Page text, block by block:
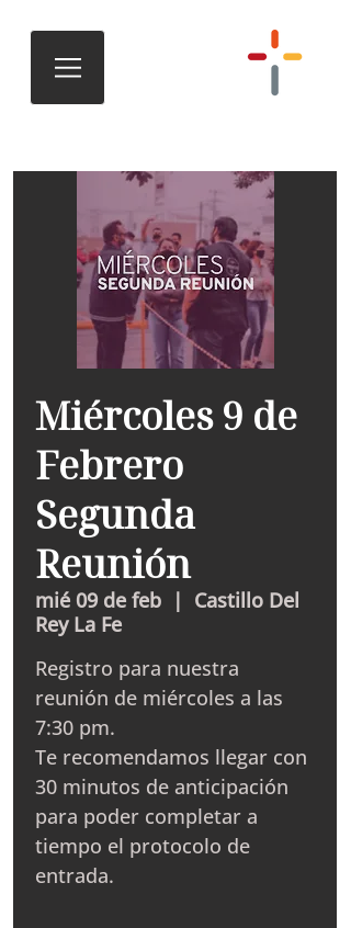
Miércoles 9 de
Febrero
Segunda
Reunión
mié 09 de feb
  |
Castillo Del
Rey La Fe
Registro para nuestra
reunión de miércoles a las
7:30 pm.
Te recomendamos llegar con
30 minutos de anticipación
para poder completar a
tiempo el protocolo de
entrada.